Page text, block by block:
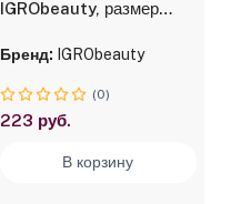
IGRObeauty, размер
Бренд: IGRObeauty
(0)
223 руб.
В корзину